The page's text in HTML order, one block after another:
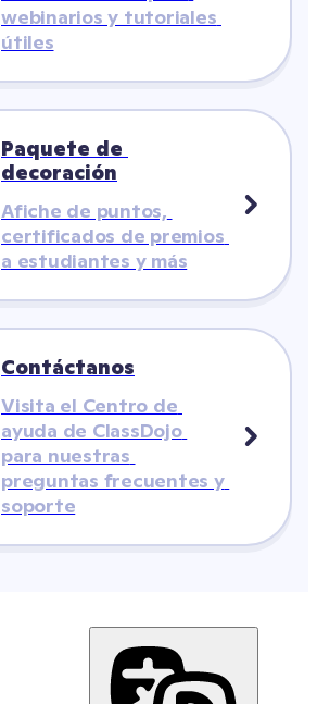
webinarios y tutoriales
útiles
Paquete de
decoración
Afiche de puntos,
certificados de premios
a estudiantes y más
Contáctanos
Visita el Centro de
ayuda de ClassDojo
para nuestras
preguntas frecuentes y
soporte